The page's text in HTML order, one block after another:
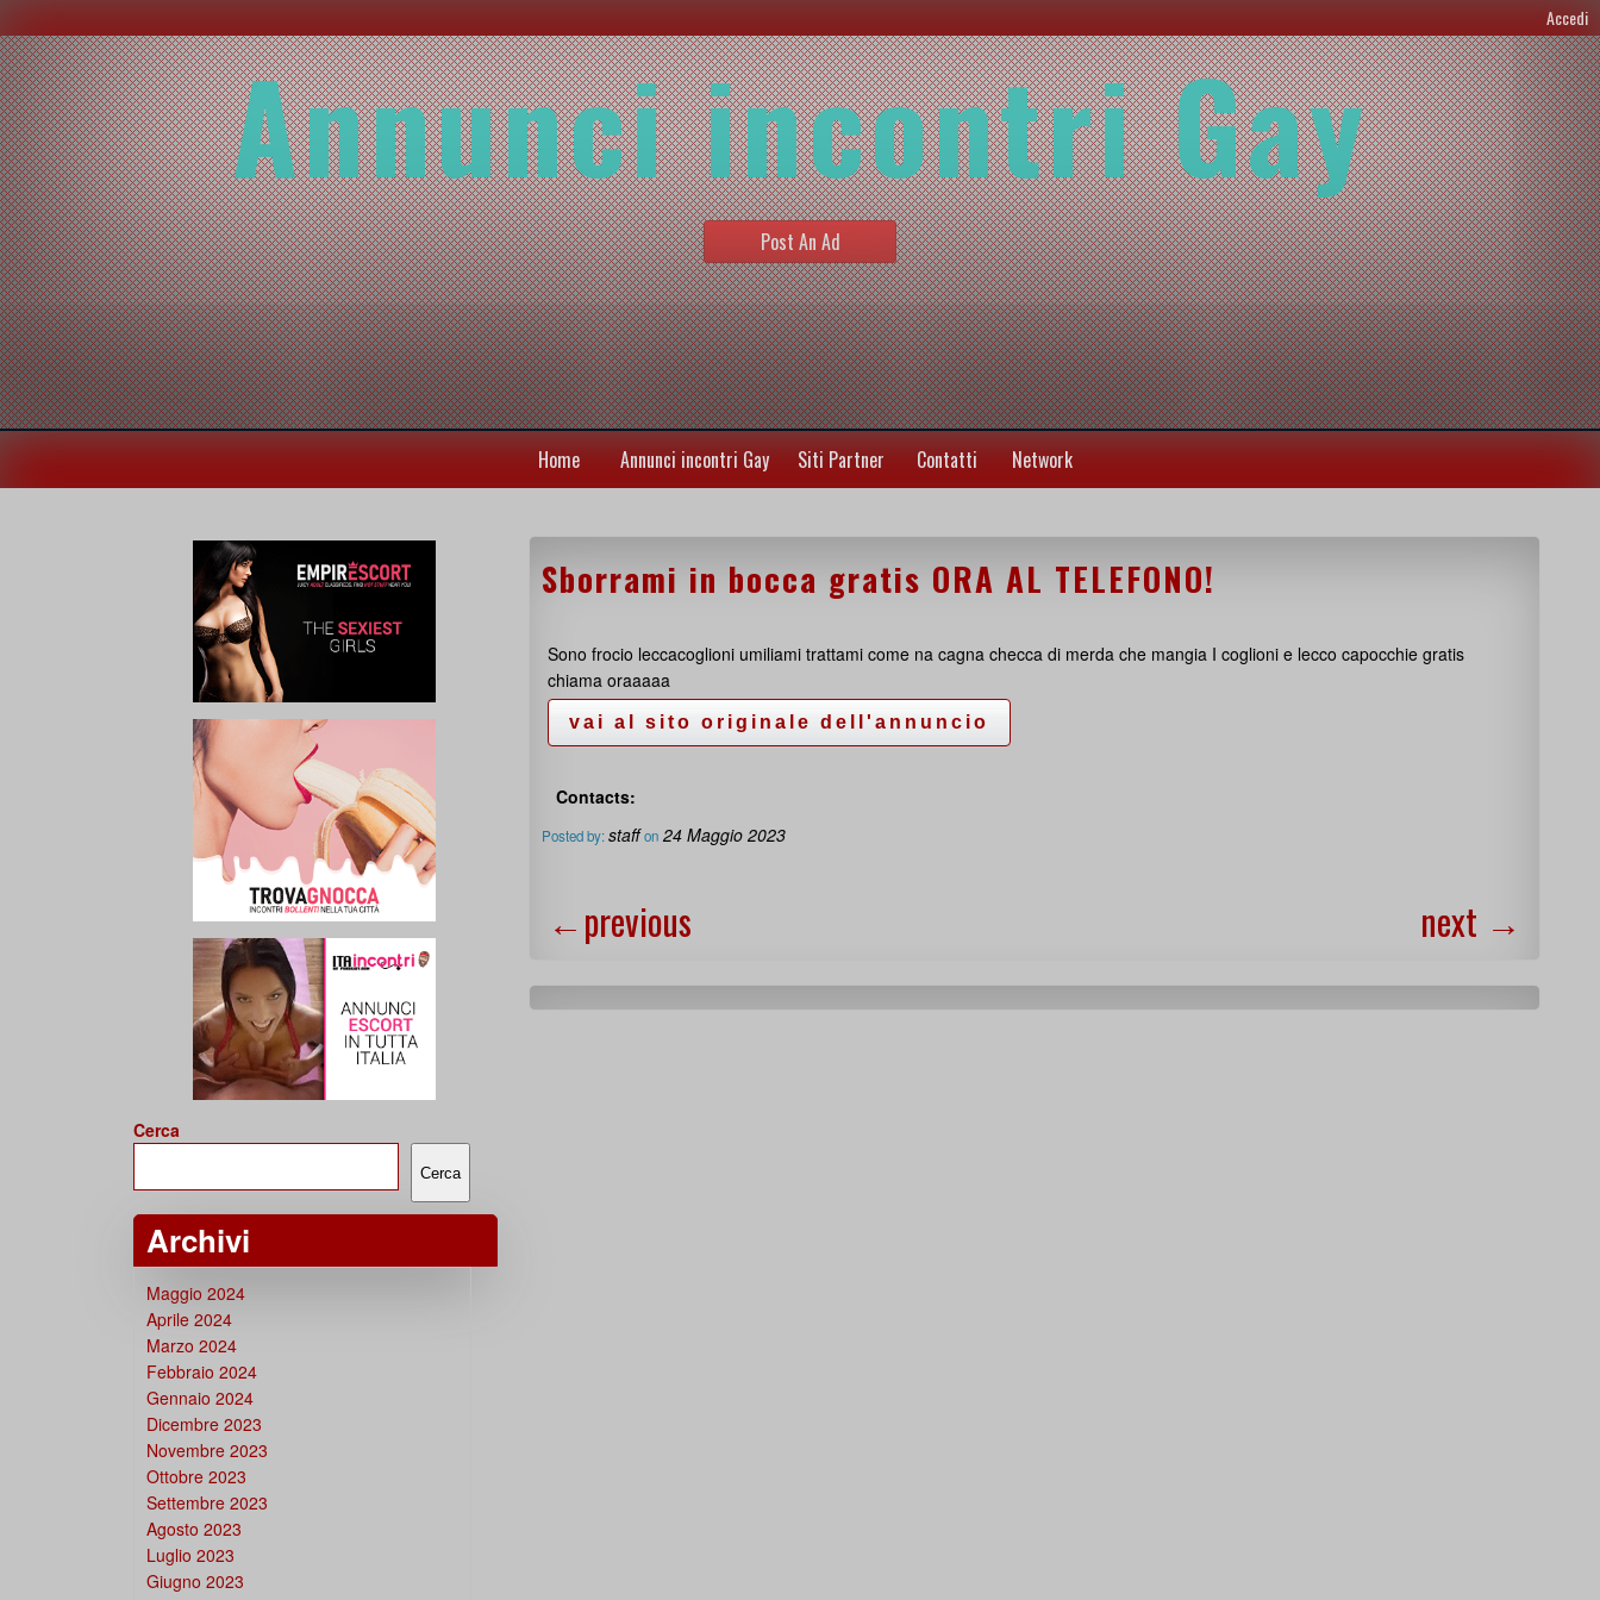
Accedi
Annunci incontri Gay
Post An Ad
Home Annunci incontri Gay Siti Partner Contatti Network
Sborrami in bocca gratis ORA AL TELEFONO!
Sono frocio leccacoglioni umiliami trattami come na cagna checca di merda che mangia I coglioni e lecco capocchie gratis
chiama oraaaaa
Contacts:
Posted by:staff on 24 Maggio 2023
←previous next →
Cerca
Cerca
Archivi
Maggio 2024
Aprile 2024
Marzo 2024
Febbraio 2024
Gennaio 2024
Dicembre 2023
Novembre 2023
Ottobre 2023
Settembre 2023
Agosto 2023
Luglio 2023
Giugno 2023